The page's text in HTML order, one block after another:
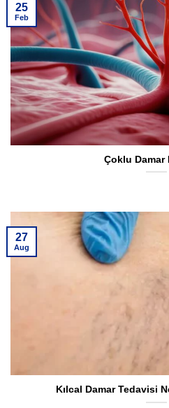
Çoklu Damar
25
Feb
Kılcal Damar Tedavisi
27
Aug